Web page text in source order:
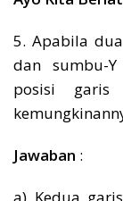
5. Apabila
dan sumbu-
posisi garis
Jawaban :